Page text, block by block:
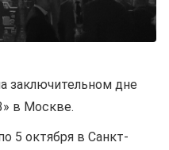
заключительном дне
в Москве.
5 октября в Санкт-